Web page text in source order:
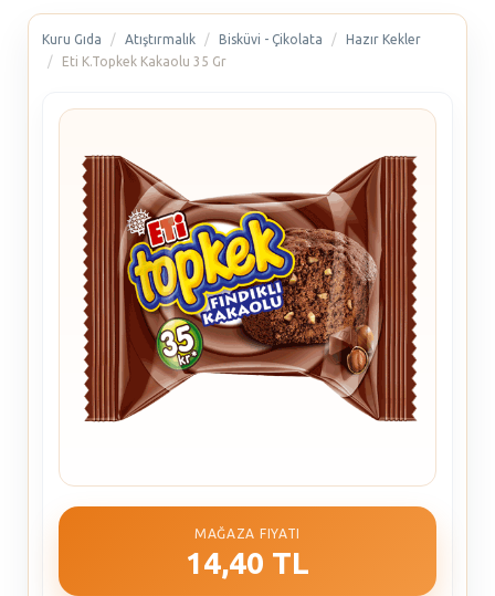
Kuru Gıda Atıştırmalık Bisküvi - Çikolata
Hazır Kekler
Eti K.Topkek Kakaolu 35 Gr
MAĞAZA FIYATI
14,40 TL